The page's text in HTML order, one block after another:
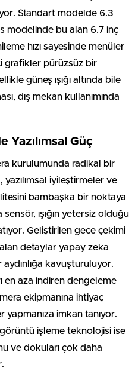
Standart modelde 6.3
modelinde bu alan 6.7 inç
hızı sayesinde menüler
grafikler pürüzsüz bir
güneş ışığı altında bile
dış mekan kullanımında
Yazılımsal Güç
kurulumunda radikal bir
yazılımsal iyileştirmeler ve
bambaşka bir noktaya
ışığın yetersiz olduğu
Geliştirilen gece çekimi
detaylar yapay zeka
kavuşturuluyor.
en aza indiren dengeleme
ekipmanına ihtiyaç
imkan tanıyor.
işleme teknolojisi ise
ve dokuları çok daha